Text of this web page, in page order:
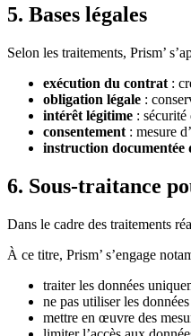
5. Bases légales
Selon les traitements, Prism’
exécution du contrat :
obligation légale :
intérêt légitime :
consentement : mesure
instruction documentée
6. Sous-traitance
Dans le cadre des traitements
À ce titre, Prism’ s’engage
traiter les données
ne pas utiliser les
mettre en œuvre des